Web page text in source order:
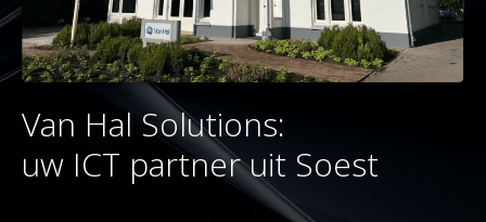
Van Hal Solutions:
uw ICT partner uit Soest